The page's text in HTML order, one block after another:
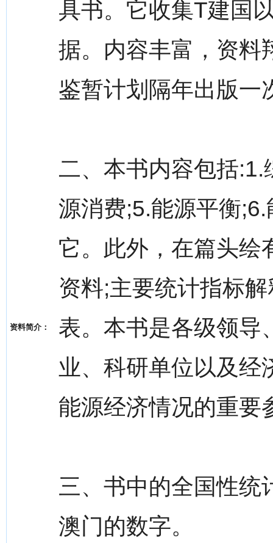
资料简介：
具书。它收集T建国
据。内容丰富，资料
鉴暂计划隔年出版一
二、本书内容包括
源消费;5.能源平衡
它。此外，在篇头绘
资料;主要统计指标
表。本书是各级领导
业、科研单位以及经
能源经济情况的重要
三、书中的全国性统
澳门的数字。